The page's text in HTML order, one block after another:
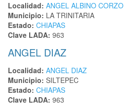
Localidad: ANGEL ALBINO CORZO
Municipio: LA TRINITARIA
Estado: CHIAPAS
Clave LADA: 963
ANGEL DIAZ
Localidad: ANGEL DIAZ
Municipio: SILTEPEC
Estado: CHIAPAS
Clave LADA: 963